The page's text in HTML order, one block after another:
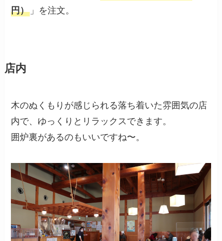
円） 」を注文。
店内
木のぬくもりが感じられる落ち着いた雰囲気の店
内で、ゆっくりとリラックスできます。
囲炉裏があるのもいいですね〜。